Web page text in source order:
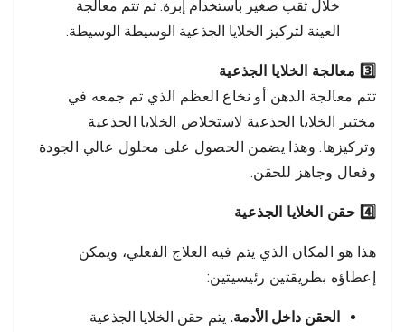
خلال ثقب صغير باستخدام إبرة. ثم تتم معالجة
العينة لتركيز الخلايا الجذعية الوسيطة الوسيطة.
3️⃣ معالجة الخلايا الجذعية
تتم معالجة الدهن أو نخاع العظم الذي تم جمعه في
مختبر الخلايا الجذعية لاستخلاص الخلايا الجذعية
وتركيزها. وهذا يضمن الحصول على محلول عالي الجودة
وفعال وجاهز للحقن.
4️⃣ حقن الخلايا الجذعية
هذا هو المكان الذي يتم فيه العلاج الفعلي، ويمكن
إعطاؤه بطريقتين رئيسيتين:
الحقن داخل الأدمة. يتم حقن الخلايا الجذعية